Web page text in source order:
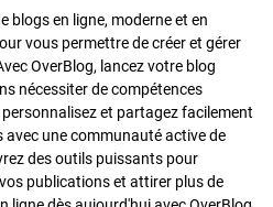
blogs en ligne, moderne et en
vous permettre de créer et gérer
OverBlog, lancez votre blog
nécessiter de compétences
et partagez facilement
une communauté active de
des outils puissants pour
publications et attirer plus de